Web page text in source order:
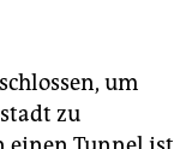
um
zu